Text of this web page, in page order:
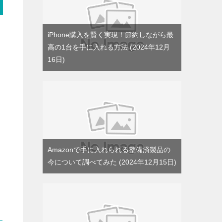
iPhone購入を賢く実現！節約しながら最
高の1台を手に入れる方法 2024年12月
16日
Amazonで手に入れられる整備済製品の
今について調べてみた
2024年12月15日